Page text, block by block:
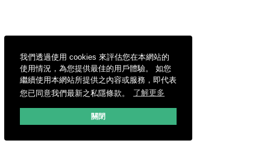
我們透過使用 cookies 來評估您在本網站的
使用情況，為您提供最佳的用戶體驗。 如您
繼續使用本網站所提供之內容或服務，即代表
您已同意我們最新之私隱條款。
了解更多
關閉